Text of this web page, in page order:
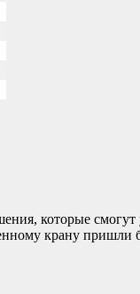
которые
крану пришли